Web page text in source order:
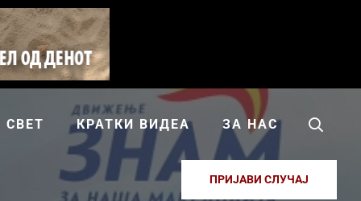
СВЕТ КРАТКИ ВИДЕА ЗА НАС
ПРИЈАВИ СЛУЧАЈ